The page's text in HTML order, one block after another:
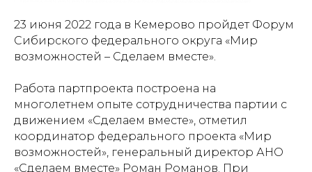
23 июня 2022 года в Кемерово пройдет Форум
Сибирского федерального округа «Мир
возможностей – Сделаем вместе».
Работа партпроекта построена на
многолетнем опыте сотрудничества партии с
движением «Сделаем вместе», отметил
координатор федерального проекта «Мир
возможностей», генеральный директор АНО
«Сделаем вместе» Роман Романов. При